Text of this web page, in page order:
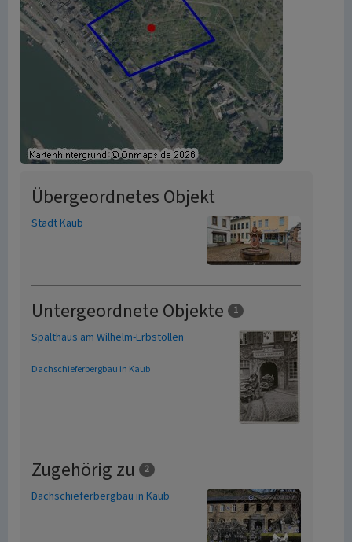
Übergeordnetes Objekt
Stadt Kaub
Untergeordnete Objekte 1
Spalthaus am Wilhelm-Erbstollen
Dachschieferbergbau in Kaub
Zugehörig zu 2
Dachschieferbergbau in Kaub